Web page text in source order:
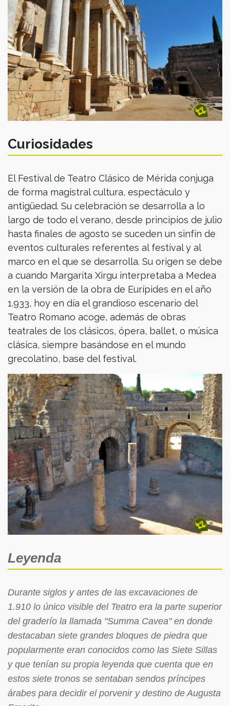
Curiosidades
El Festival de Teatro Clásico de Mérida conjuga
de forma magistral cultura, espectáculo y
antigüedad. Su celebración se desarrolla a lo
largo de todo el verano, desde principios de julio
hasta finales de agosto se suceden un sinfín de
eventos culturales referentes al festival y al
marco en el que se desarrolla. Su origen se debe
a cuando Margarita Xirgu interpretaba a Medea
en la versión de la obra de Eurípides en el año
1.933, hoy en día el grandioso escenario del
Teatro Romano acoge, además de obras
teatrales de los clásicos, ópera, ballet, o música
clásica, siempre basándose en el mundo
grecolatino, base del festival.
Leyenda
Durante siglos y antes de las excavaciones de
1.910 lo único visible del Teatro era la parte superior
del graderío la llamada "Summa Cavea" en donde
destacaban siete grandes bloques de piedra que
popularmente eran conocidos como las Siete Sillas
y que tenían su propia leyenda que cuenta que en
estos siete tronos se sentaban sendos príncipes
árabes para decidir el porvenir y destino de Augusta